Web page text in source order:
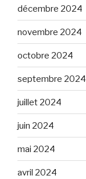
décembre 2024
novembre 2024
octobre 2024
septembre 2024
juillet 2024
juin 2024
mai 2024
avril 2024